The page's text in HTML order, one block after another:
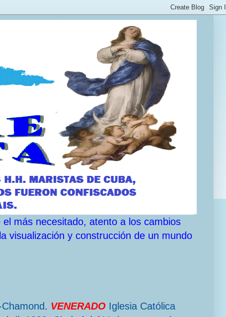
más necesitado, atento a los cambios
visualización y construcción de un mundo
. VENERADO Iglesia Católica